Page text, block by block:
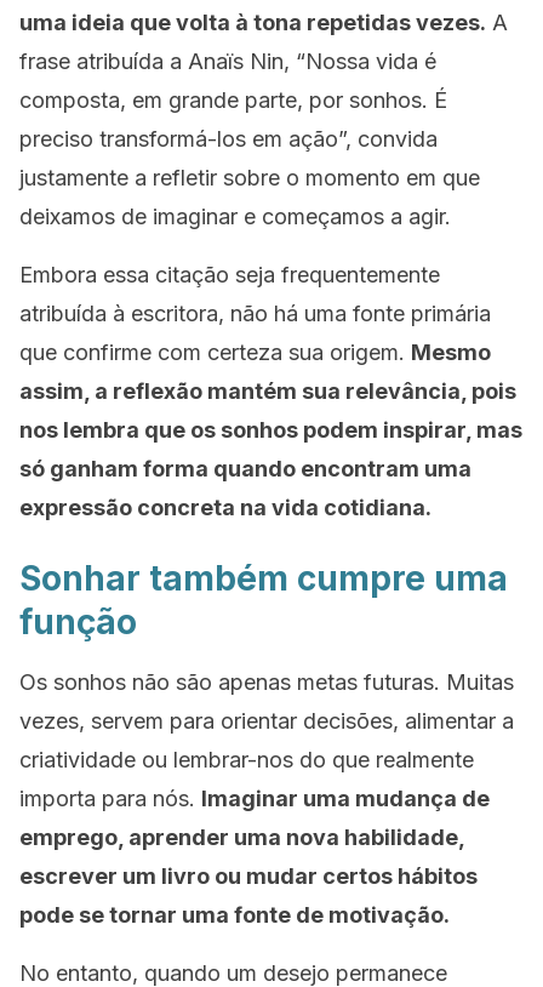
uma ideia que volta à tona repetidas vezes. A
frase atribuída a Anaïs Nin, “Nossa vida é
composta, em grande parte, por sonhos. É
preciso transformá-los em ação”, convida
justamente a refletir sobre o momento em que
deixamos de imaginar e começamos a agir.
Embora essa citação seja frequentemente
atribuída à escritora, não há uma fonte primária
que confirme com certeza sua origem. Mesmo
assim, a reflexão mantém sua relevância, pois
nos lembra que os sonhos podem inspirar, mas
só ganham forma quando encontram uma
expressão concreta na vida cotidiana.
Sonhar também cumpre uma
função
Os sonhos não são apenas metas futuras. Muitas
vezes, servem para orientar decisões, alimentar a
criatividade ou lembrar-nos do que realmente
importa para nós. Imaginar uma mudança de
emprego, aprender uma nova habilidade,
escrever um livro ou mudar certos hábitos
pode se tornar uma fonte de motivação.
No entanto, quando um desejo permanece